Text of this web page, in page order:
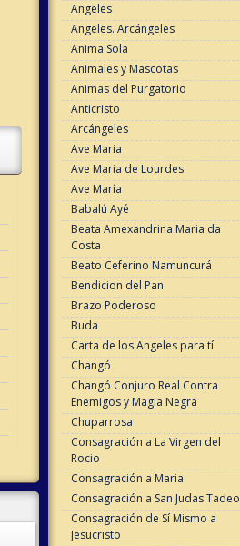
Angeles
Angeles. Arcángeles
Anima Sola
Animales y Mascotas
Animas del Purgatorio
Anticristo
Arcángeles
Ave Maria
Ave Maria de Lourdes
Ave María
Babalú Ayé
Beata Amexandrina Maria da
Costa
Beato Ceferino Namuncurá
Bendicion del Pan
Brazo Poderoso
Buda
Carta de los Angeles para tí
Changó
Changó Conjuro Real Contra
Enemigos y Magia Negra
Chuparrosa
Consagración a La Virgen del
Rocio
Consagración a Maria
Consagración a San Judas Tadeo
Consagración de Sí Mismo a
Jesucristo